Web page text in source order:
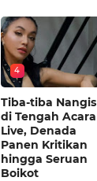
4
Tiba-tiba Nangis
di Tengah Acara
Live, Denada
Panen Kritikan
hingga Seruan
Boikot